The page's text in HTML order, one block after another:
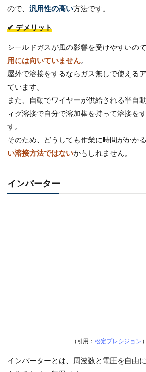
ので、 汎用性の高い方法です。
✔ デメリット
シールドガスが風の影響を受けやすいの
用には向いていません。
屋外で溶接をするならガス無しで使える
ています。
また、自動でワイヤーが供給される半自
ィグ溶接で自分で溶加棒を持って溶接を
す。
そのため、どうしても作業に時間がかか
い溶接方法ではないかもしれません。
インバーター
（引用： 松定プレシジョン ）
インバーターとは、
周波数と電圧を自由